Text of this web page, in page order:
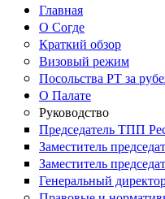
Главная
О Согде
Краткий обзор
Визовый режим
Посольства РТ за
О Палате
Руководство
Председатель ТПП
Заместитель
Заместитель
Генеральный